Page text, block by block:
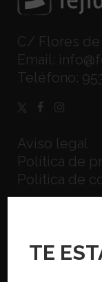
C/ Flores de
Email:
Teléfono:
Aviso legal
Política de
Política de
TE